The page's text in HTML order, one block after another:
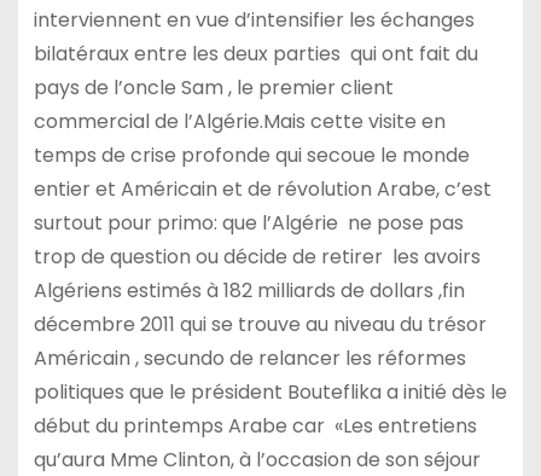
interviennent en vue d’intensifier les échanges
bilatéraux entre les deux parties qui ont fait du
pays de l’oncle Sam , le premier client
commercial de l’Algérie.Mais cette visite en
temps de crise profonde qui secoue le monde
entier et Américain et de révolution Arabe, c’est
surtout pour primo: que l’Algérie ne pose pas
trop de question ou décide de retirer les avoirs
Algériens estimés à 182 milliards de dollars ,fin
décembre 2011 qui se trouve au niveau du trésor
Américain , secundo de relancer les réformes
politiques que le président Bouteflika a initié dès le
début du printemps Arabe car «Les entretiens
qu’aura Mme Clinton, à l’occasion de son séjour